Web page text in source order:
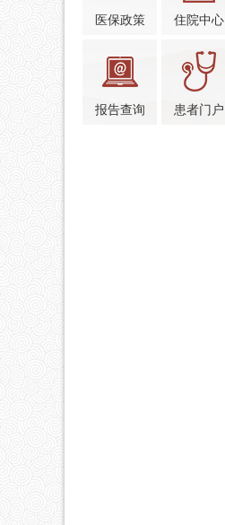
医保政策 住院中心
报告查询 患者门户